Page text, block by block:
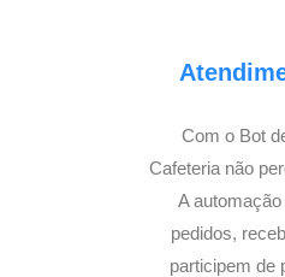
Com o Bot
Cafeteria não
A
pedidos,
participem de